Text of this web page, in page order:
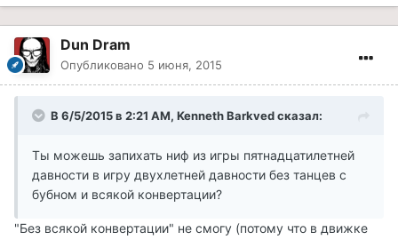
Dun Dram
Опубликовано 5 июня, 2015
В 6/5/2015 в 2:21 AM, Kenneth Barkved сказал:
Ты можешь запихать ниф из игры пятнадцатилетней
давности в игру двухлетней давности без танцев с
бубном и всякой конвертации?
"Без всякой конвертации" не смогу (потому что в движке